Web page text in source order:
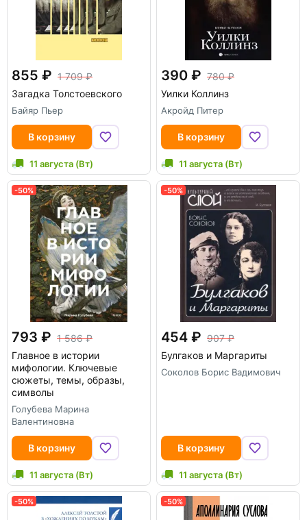
855
1 709
Загадка Толстоевского
Байяр Пьер
В корзину
11 августа (Вт)
390
780
Уилки Коллинз
Акройд Питер
В корзину
11 августа (Вт)
-50%
793
1 586
Главное в истории
мифологии. Ключевые
сюжеты, темы, образы,
символы
Голубева Марина
Валентиновна
В корзину
11 августа (Вт)
-50%
454
907
Булгаков и Маргариты
Соколов Борис Вадимович
В корзину
11 августа (Вт)
-50% -50%